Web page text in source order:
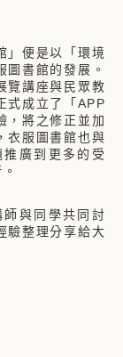
」便是以「環境
圖書館的發展。
覽講座與民眾教
式成立了「APP
，將之修正並加
衣服圖書館也與
廣到更多的受
師與同學共同討
驗整理分享給大